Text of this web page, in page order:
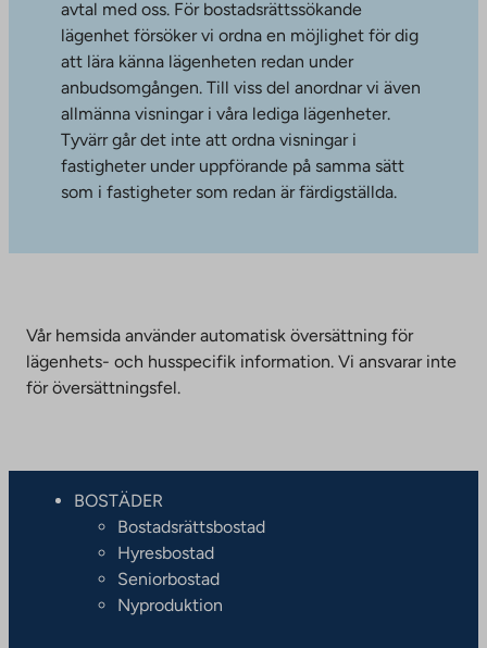
avtal med oss. För bostadsrättssökande
lägenhet försöker vi ordna en möjlighet för dig
att lära känna lägenheten redan under
anbudsomgången. Till viss del anordnar vi även
allmänna visningar i våra lediga lägenheter.
Tyvärr går det inte att ordna visningar i
fastigheter under uppförande på samma sätt
som i fastigheter som redan är färdigställda.
Vår hemsida använder automatisk översättning för
lägenhets- och husspecifik information. Vi ansvarar inte
för översättningsfel.
BOSTÄDER
Bostadsrättsbostad
Hyresbostad
Seniorbostad
Nyproduktion